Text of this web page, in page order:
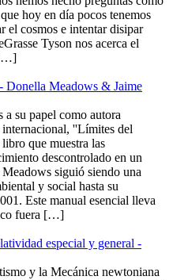
hoy en día pocos tenemos
el cosmos e intentar disipar
Tyson nos acerca el
[…]
Donella Meadows & Jaime
a su papel como autora
''Límites del
que muestra las
descontrolado en un
siguió siendo una
y social hasta su
Este manual esencial lleva
fuera […]
especial y general -
y la Mecánica newtoniana